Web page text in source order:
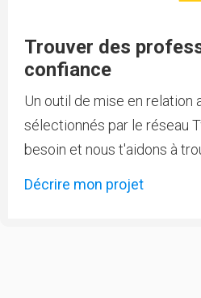
Trouver des
confiance
Un outil de mise en relation
sélectionnés par le réseau
besoin et nous t'aidons à
Décrire mon projet